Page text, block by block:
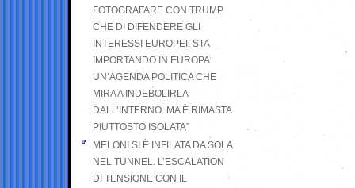
FOTOGRAFARE CON TRUMP
CHE DI DIFENDERE GLI
INTERESSI EUROPEI. STA
IMPORTANDO IN EUROPA
UN’AGENDA POLITICA CHE
MIRA A INDEBOLIRLA
DALL’INTERNO. MA È RIMASTA
PIUTTOSTO ISOLATA”
MELONI SI È INFILATA DA SOLA
NEL TUNNEL. L’ESCALATION
DI TENSIONE CON IL